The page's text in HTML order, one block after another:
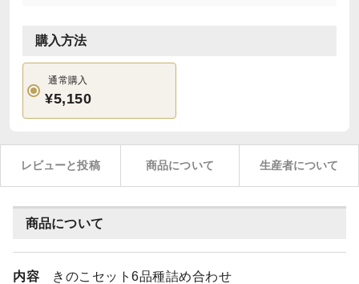
購入方法
通常購入
¥5,150
レビューと投稿 商品について 生産者について
商品について
内容 きのこセット6品種詰め合わせ